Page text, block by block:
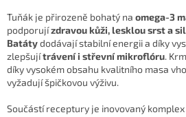
Tuňák je přirozeně bohatý na omega-3
podporujízdravou kůži, lesklou srst a
Batátydodávají stabilní energii a díky
zlepšujítrávení i střevní mikroflóru.
díky vysokém obsahu kvalitního masa
vyžadují špičkovou výživu.
Součástí receptury je inovovaný komplex